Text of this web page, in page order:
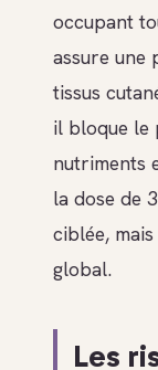
occupant
assure
tissus
il bloque le
nutriments
la dose de
ciblée,
global.
Les